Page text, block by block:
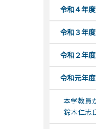
令和４年
令和３年
令和２年
令和元年
本学教員
鈴木仁志